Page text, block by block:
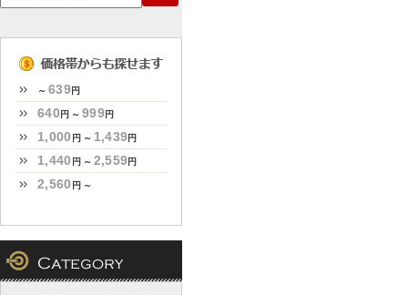
～ 639円
640 円 ～ 999円
1,000 円 ～ 1,439円
1,440 円 ～ 2,559円
2,560 円 ～